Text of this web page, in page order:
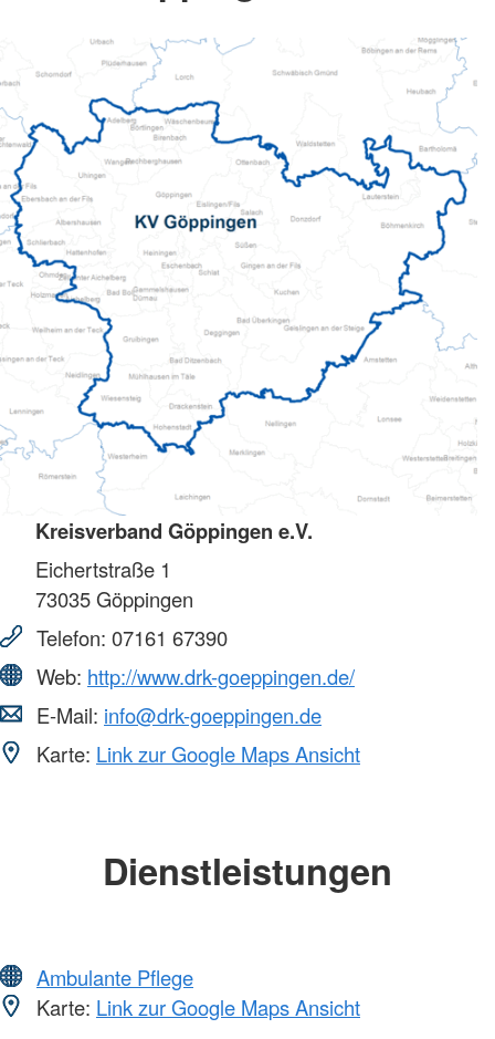
Kreisverband Göppingen e.V.
Eichertstraße 1
73035Göppingen
Telefon: 07161 67390
Web: http://www.drk-goeppingen.de/
E-Mail: info@drk-goeppingen.de
Karte: Link zur Google Maps Ansicht
Dienstleistungen
Ambulante Pflege
Karte: Link zur Google Maps Ansicht